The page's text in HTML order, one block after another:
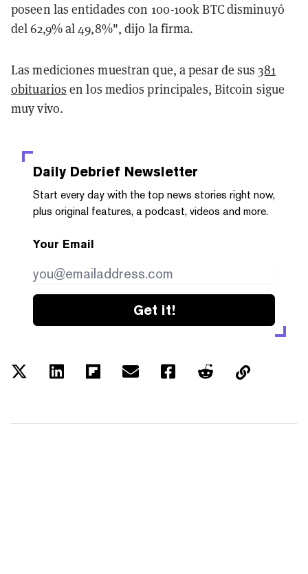
poseen las entidades con 100-100k BTC disminuyó
del 62,9% al 49,8%", dijo la firma.
Las mediciones muestran que, a pesar de sus381
obituarios en los medios principales, Bitcoin sigue
muy vivo.
Daily Debrief Newsletter
Start every day with the top news stories right now,
plus original features, a podcast, videos and more.
Your Email
Get it!